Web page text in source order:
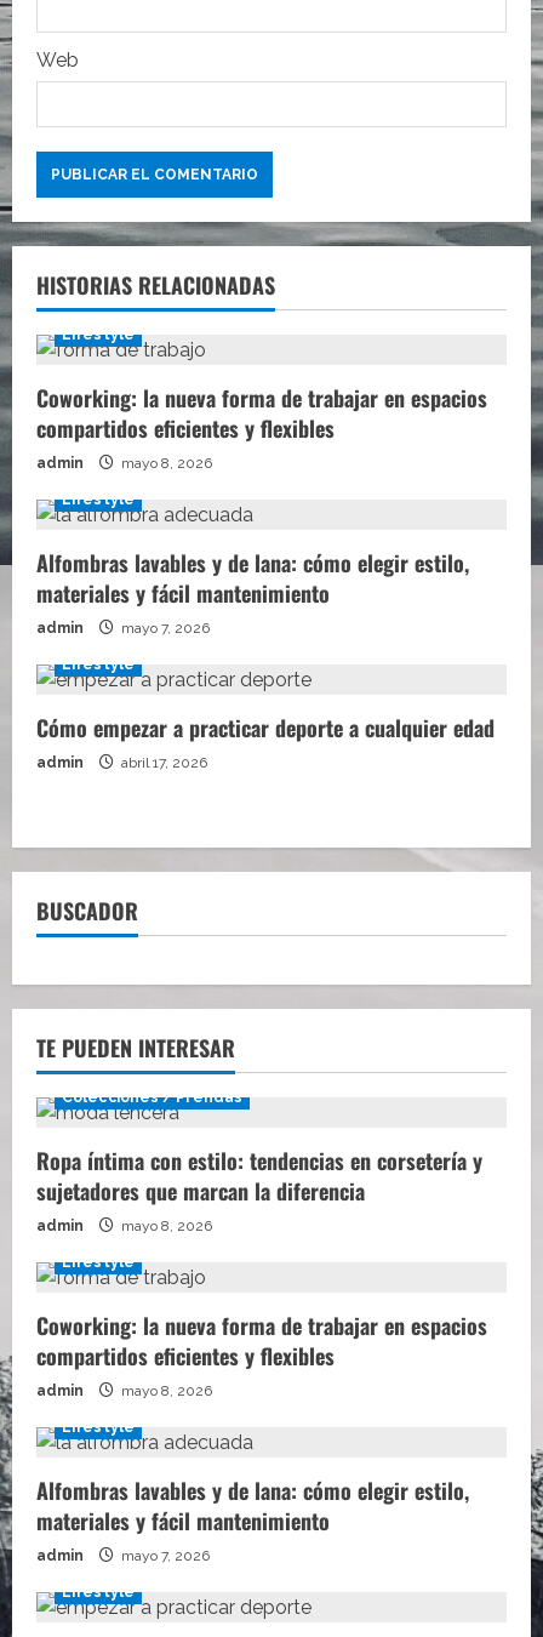
a
s
Web
HISTORIAS RELACIONADAS
Lifestyle
Coworking: la nueva forma de trabajar en espacios
compartidos eficientes y flexibles
admin mayo 8, 2026
Lifestyle
Alfombras lavables y de lana: cómo elegir estilo,
materiales y fácil mantenimiento
admin mayo 7, 2026
Lifestyle
Cómo empezar a practicar deporte a cualquier edad
admin abril 17, 2026
BUSCADOR
TE PUEDEN INTERESAR
Colecciones / Prendas
Ropa íntima con estilo: tendencias en corsetería y
sujetadores que marcan la diferencia
admin mayo 8, 2026
Lifestyle
Coworking: la nueva forma de trabajar en espacios
compartidos eficientes y flexibles
admin mayo 8, 2026
Lifestyle
Alfombras lavables y de lana: cómo elegir estilo,
materiales y fácil mantenimiento
admin mayo 7, 2026
Lifestyle